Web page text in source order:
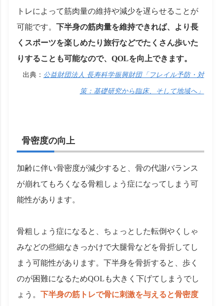
トレによって筋肉量の維持や減少を遅らせることが
可能です。下半身の筋肉量を維持できれば、より長
くスポーツを楽しめたり旅行などでたくさん歩いた
りすることも可能なので、QOLを向上できます。
出典： 公益財団法人 長寿科学振興財団「フレイル予防・対
策：基礎研究から臨床、そして地域へ」
骨密度の向上
加齢に伴い骨密度が減少すると、骨の代謝バランス
が崩れてもろくなる骨粗しょう症になってしまう可
能性があります。
骨粗しょう症になると、ちょっとした転倒やくしゃ
みなどの些細なきっかけで大腿骨などを骨折してし
まう可能性があります。下半身を骨折すると、歩く
のが困難になるためQOLも大きく下げてしまうでし
ょう。下半身の筋トレで骨に刺激を与えると骨密度